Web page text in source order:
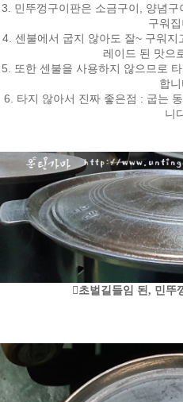
3. 민뚜껑구이판은 소금구이, 양념
구워집
4. 센불에서 굽지 않아도 잘~ 구워
레이드 된 맛으
5. 또한 센불을 사용하지 않으므로
합니
6. 타지 않아서 진짜 좋은점 : 굽는
니
󰀺초벌길들임 된, 민뚜